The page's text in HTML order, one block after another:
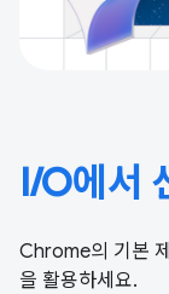
I/O에서
Chrome의 기본
을 활용하세요.